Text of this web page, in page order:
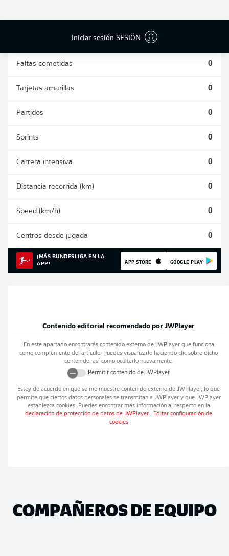
Iniciar sesión SESIÓN
Faltas cometidas 0
Tarjetas amarillas 0
Partidos 0
Sprints 0
Carrera intensiva 0
Distancia recorrida (km) 0
Speed (km/h) 0
Centros desde jugada 0
¡MÁS BUNDESLIGA EN LA
APP!
APP STORE GOOGLE PLAY
Contenido editorial recomendado por JWPlayer
En este apartado encontrarás contenido externo de JWPlayerque funciona
como complemento del artículo. Puedes visualizarlo haciendo clic sobre dicho
contenido, así como ocultarlo nuevamente.
Permitir contenido de JWPlayer
Estoy de acuerdo en que se me muestre contenido externo de JWPlayer, lo que
permite que ciertos datos personales se transmitan a JWPlayery que JWPlayer
establezca cookies. Puedes encontrar más información al respecto en la
declaración de protección de datos de JWPlayer
Editar configuración de
cookies
COMPAÑEROS DE EQUIPO